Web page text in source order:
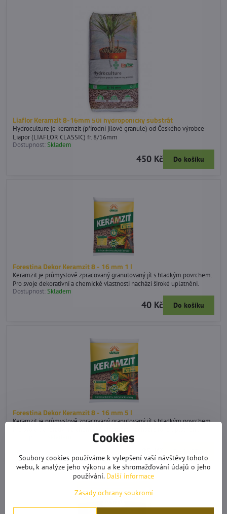
Liaflor Keramzit 8-16mm 50l hydroponický substrát
Hydroculture je keramzit (přírodní jílové granule) od Českého výrobce
Liapor (LIAFLOR CLASSIC) fr. 8/16mm
Dostupnost:Skladem
450 Kč Do košíku
Forestina Dekor Keramzit 8 - 16 mm 1 l
Keramzit je průmyslově zpracovaný granulovaný jíl s hladkým povrchem.
Pro svoje dekorativní a chemické vlastnosti nachází široké uplatněni.
Dostupnost:Skladem
40 Kč Do košíku
Forestina Dekor Keramzit 8 - 16 mm 5 l
Keramzit je průmyslově zpracovaný granulovaný jíl s hladkým povrchem.
Cookies
Soubory cookies používáme k vylepšení vaší návštěvy tohoto
webu, k analýze jeho výkonu a ke shromažďování údajů o jeho
používání. Další informace
Zásady ochrany soukromí